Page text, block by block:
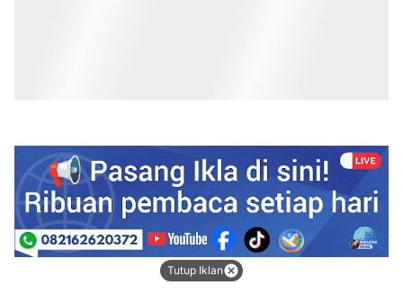
Tutup Iklan